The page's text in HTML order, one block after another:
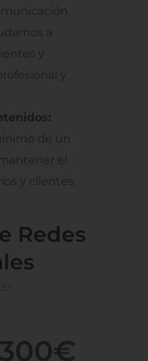
a
y
y
de un
el
y clientes.
Redes